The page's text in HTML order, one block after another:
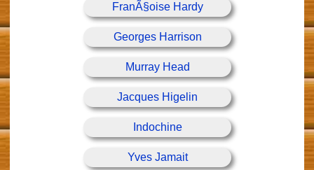
FranÃ§oise Hardy
Georges Harrison
Murray Head
Jacques Higelin
Indochine
Yves Jamait